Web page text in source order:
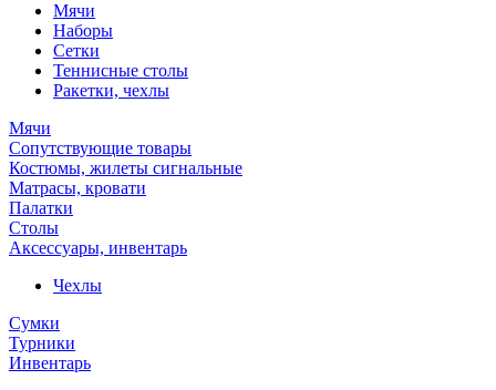
Мячи
Наборы
Сетки
Теннисные столы
Ракетки, чехлы
Мячи
Сопутствующие товары
Костюмы, жилеты сигнальные
Матрасы, кровати
Палатки
Столы
Аксессуары, инвентарь
Чехлы
Сумки
Турники
Инвентарь